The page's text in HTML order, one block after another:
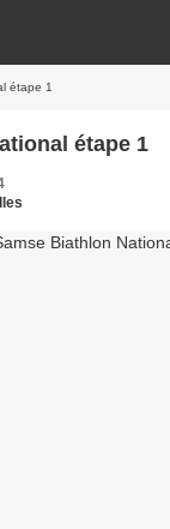
étape 1
étape 1